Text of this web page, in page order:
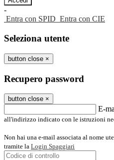
-
Entra con SPID Entra con CIE
Seleziona utente
button close ×
Recupero password
button close ×
E-
all'indirizzo indicato con le istruzioni
Non hai una e-mail associata al nome
tramite la Login Spaggiari